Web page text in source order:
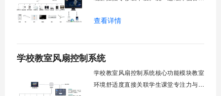
巡检盲区。保障教学环境温湿度适宜。数
块清单：远程集中控制。智能定时调度。
环境自适应调节。能耗监测统计。故障预
查看详情
学校教室风扇控制系统
学校教室风扇控制系统核心功能模块教室
环境舒适度直接关联学生课堂专注力与学